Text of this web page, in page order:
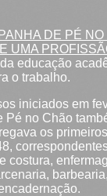
DE PÉ
UMA
educação
o trabalho.
iniciados em
Pé no Chão
os
costura,